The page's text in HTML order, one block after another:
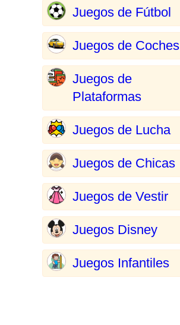
Juegos de Fútbol
Juegos de Coches
Juegos de
Plataformas
Juegos de Lucha
Juegos de Chicas
Juegos de Vestir
Juegos Disney
Juegos Infantiles